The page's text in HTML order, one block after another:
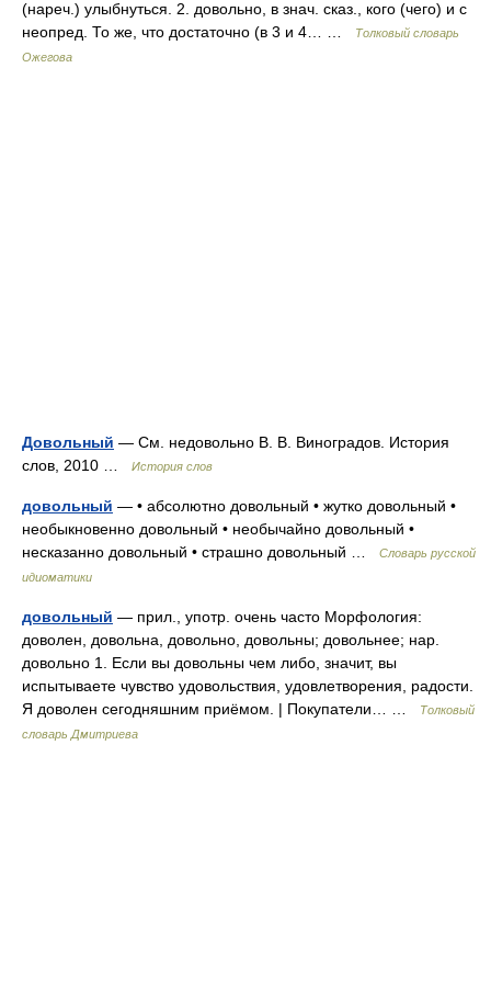
(нареч.) улыбнуться. 2. довольно, в знач. сказ., кого (чего) и с
неопред. То же, что достаточно (в 3 и 4… …
Толковый словарь
Ожегова
Довольный — См. недовольно В. В. Виноградов. История
слов, 2010 …
История слов
довольный — • абсолютно довольный • жутко довольный •
необыкновенно довольный • необычайно довольный •
несказанно довольный • страшно довольный …
Словарь русской
идиоматики
довольный — прил., употр. очень часто Морфология:
доволен, довольна, довольно, довольны; довольнее; нар.
довольно 1. Если вы довольны чем либо, значит, вы
испытываете чувство удовольствия, удовлетворения, радости.
Я доволен сегодняшним приёмом. | Покупатели… …
Толковый
словарь Дмитриева